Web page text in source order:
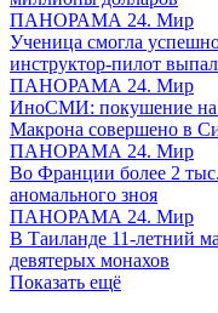
ПАНОРАМА 24. Мир
Ученица смогла
инструктор-пилот выпал
ПАНОРАМА 24. Мир
ИноСМИ: покушение на
Макрона совершено в
ПАНОРАМА 24. Мир
Во Франции более 2
аномального зноя
ПАНОРАМА 24. Мир
В Таиланде 11-летний
девятерых монахов
Показать ещё